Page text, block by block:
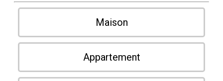
Maison
Appartement